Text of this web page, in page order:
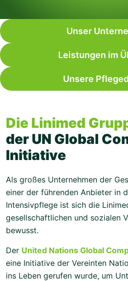
Unser
Leistungen im
Unsere
Die Linimed
der UN Global
Initiative
Als großes Unternehmen der
einer der führenden Anbieter in
Intensivpflege ist sich die
gesellschaftlichen und sozialen
bewusst.
Der United Nations Global
eine Initiative der Vereinten
ins Leben gerufen wurde, um